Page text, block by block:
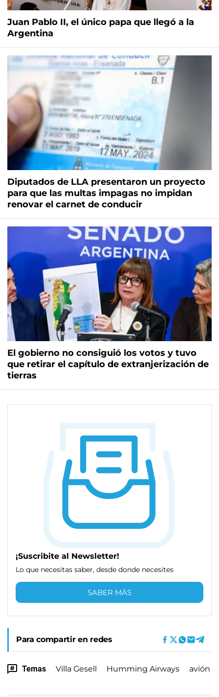
Juan Pablo II, el único papa que llegó a la
Argentina
Diputados de LLA presentaron un proyecto
para que las multas impagas no impidan
renovar el carnet de conducir
El gobierno no consiguió los votos y tuvo
que retirar el capítulo de extranjerización de
tierras
¡Suscribite al Newsletter!
Lo que necesitas saber, desde donde necesites
SABER MÁS
Para compartir en redes
Temas Villa Gesell Humming Airways avión